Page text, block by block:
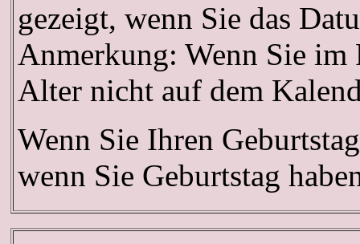
gezeigt, wenn Sie das
Anmerkung: Wenn Sie
Alter nicht auf dem
Wenn Sie Ihren
wenn Sie Geburtstag